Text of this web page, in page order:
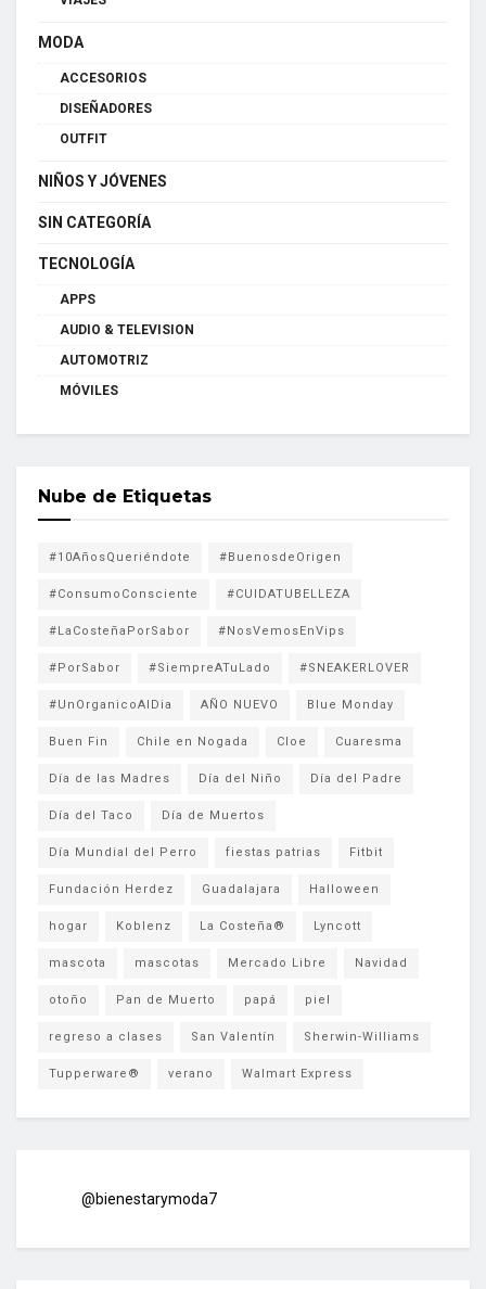
MODA
ACCESORIOS
DISEÑADORES
OUTFIT
NIÑOS Y JÓVENES
SIN CATEGORÍA
TECNOLOGÍA
APPS
AUDIO & TELEVISION
AUTOMOTRIZ
MÓVILES
Nube de Etiquetas
#10AñosQueriéndote #BuenosdeOrigen
#ConsumoConsciente #CUIDATUBELLEZA
#LaCosteñaPorSabor #NosVemosEnVips
#PorSabor #SiempreATuLado #SNEAKERLOVER
#UnOrganicoAlDia AÑO NUEVO Blue Monday
Buen Fin Chile en Nogada Cloe Cuaresma
Día de las Madres Día del Niño Día del Padre
Día del Taco Día de Muertos
Día Mundial del Perro fiestas patrias Fitbit
Fundación Herdez Guadalajara Halloween
hogar Koblenz La Costeña® Lyncott
mascota mascotas Mercado Libre Navidad
otoño Pan de Muerto papá piel
regreso a clases San Valentín Sherwin-Williams
Tupperware® verano Walmart Express
@bienestarymoda7